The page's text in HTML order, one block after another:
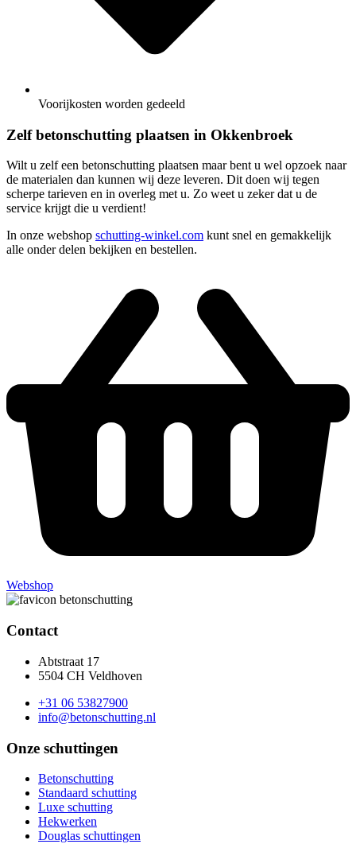
Voorijkosten worden gedeeld
Zelf betonschutting plaatsen in Okkenbroek
Wilt u zelf een betonschutting plaatsen maar bent u wel opzoek naar
de materialen dan kunnen wij deze leveren. Dit doen wij tegen
scherpe tarieven en in overleg met u. Zo weet u zeker dat u de
service krijgt die u verdient!
In onze webshop schutting-winkel.com kunt snel en gemakkelijk
alle onder delen bekijken en bestellen.
Webshop
Contact
Abtstraat 17
5504 CH Veldhoven
+31 06 53827900
info@betonschutting.nl
Onze schuttingen
Betonschutting
Standaard schutting
Luxe schutting
Hekwerken
Douglas schuttingen